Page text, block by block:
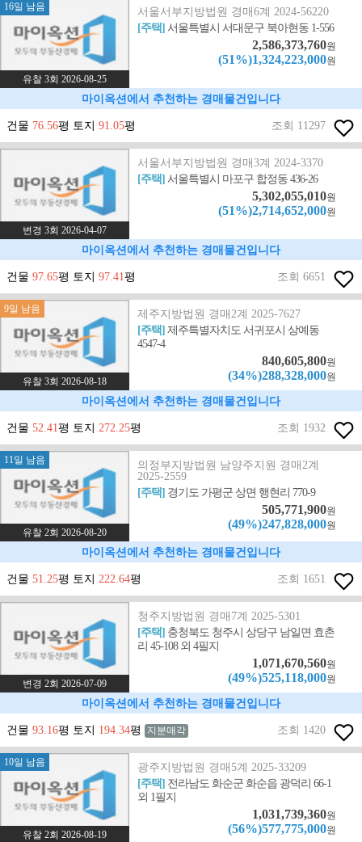
16일 남음
유찰 3회 2026-08-25
서울서부지방법원 경매6계 2024-56220
[주택]서울특별시 서대문구 북아현동 1-556
2,586,373,760원
(51%)1,324,223,000원
마이옥션에서 추천하는 경매물건입니다
건물 76.56평 토지 91.05평 조회 11297
변경 3회 2026-04-07
서울서부지방법원 경매3계 2024-3370
[주택]서울특별시 마포구 합정동 436-26
5,302,055,010원
(51%)2,714,652,000원
마이옥션에서 추천하는 경매물건입니다
건물 97.65평 토지 97.41평 조회 6651
9일 남음
유찰 3회 2026-08-18
제주지방법원 경매2계 2025-7627
[주택]제주특별자치도 서귀포시 상예동
4547-4
840,605,800원
(34%)288,328,000원
마이옥션에서 추천하는 경매물건입니다
건물 52.41평 토지 272.25평 조회 1932
11일 남음
유찰 2회 2026-08-20
의정부지방법원 남양주지원 경매2계
2025-2559
[주택] 경기도 가평군 상면 행현리 770-9
505,771,900원
(49%)247,828,000원
마이옥션에서 추천하는 경매물건입니다
건물 51.25평 토지 222.64평 조회 1651
변경 2회 2026-07-09
청주지방법원 경매7계 2025-5301
[주택] 충청북도 청주시 상당구 남일면 효촌
리 45-108 외 4필지
1,071,670,560원
(49%)525,118,000원
마이옥션에서 추천하는 경매물건입니다
건물 93.16평 토지 194.34평 지분매각 조회 1420
10일 남음
유찰 2회 2026-08-19
광주지방법원 경매5계 2025-33209
[주택] 전라남도 화순군 화순읍 광덕리 66-1
외 1필지
1,031,739,360원
(56%)577,775,000원